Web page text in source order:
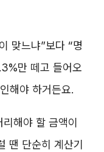
맞느냐”보다 “명
만 떼고 들어오
해야 하거든요.
해야 할 금액이
땐 단순히 계산기